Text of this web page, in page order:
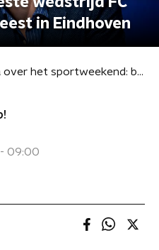
in Eindhoven
Erik Dijkstra over het sportweekend: beste wedstrijd FC Twente en volksfeest in Eindhoven
09:00